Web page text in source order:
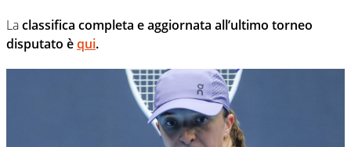
Laclassifica completa e aggiornata all’ultimo torneo
disputato èqui.